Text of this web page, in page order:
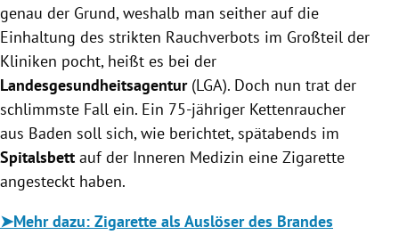
genau der Grund, weshalb man seither auf die
Einhaltung des strikten Rauchverbots im Großteil der
Kliniken pocht, heißt es bei der
Landesgesundheitsagentur(LGA). Doch nun trat der
schlimmste Fall ein. Ein 75-jähriger Kettenraucher
aus Baden soll sich, wie berichtet, spätabends im
Spitalsbett auf der Inneren Medizin eine Zigarette
angesteckt haben.
➤Mehr dazu: Zigarette als Auslöser des Brandes